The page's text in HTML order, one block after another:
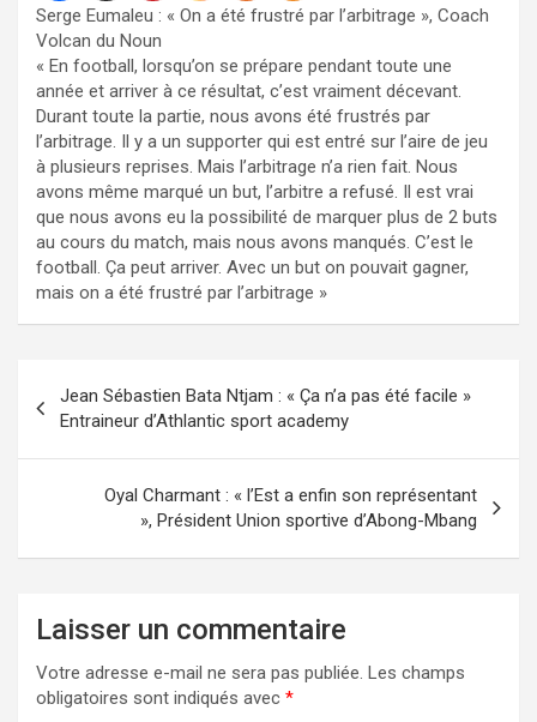
Serge Eumaleu : « On a été frustré par l’arbitrage », Coach
Volcan du Noun
« En football, lorsqu’on se prépare pendant toute une
année et arriver à ce résultat, c’est vraiment décevant.
Durant toute la partie, nous avons été frustrés par
l’arbitrage. Il y a un supporter qui est entré sur l’aire de jeu
à plusieurs reprises. Mais l’arbitrage n’a rien fait. Nous
avons même marqué un but, l’arbitre a refusé. Il est vrai
que nous avons eu la possibilité de marquer plus de 2 buts
au cours du match, mais nous avons manqués. C’est le
football. Ça peut arriver. Avec un but on pouvait gagner,
mais on a été frustré par l’arbitrage »
de
l’article
Jean Sébastien Bata Ntjam : « Ça n’a pas été facile »
Entraineur d’Athlantic sport academy
Oyal Charmant : « l’Est a enfin son représentant
», Président Union sportive d’Abong-Mbang
Laisser un commentaire
Votre adresse e-mail ne sera pas publiée. Les champs
obligatoires sont indiqués avec *